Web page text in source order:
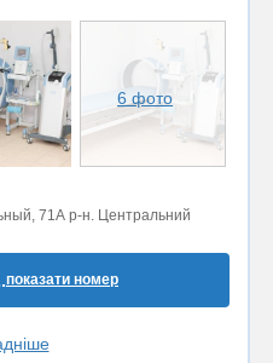
6 фото
71А р-н. Центральний
показати номер